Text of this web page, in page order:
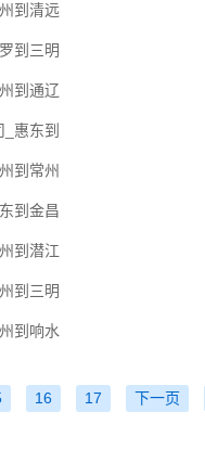
到清远
到三明
到通辽
惠东到
到常州
到金昌
到潜江
到三明
到响水
16 17 下一页